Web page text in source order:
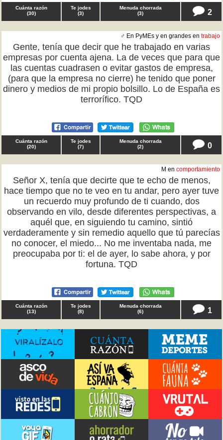
Cuánta razón
(30)
Te jodes
(3)
Menuda chorrada
(3) 2
♂ En PyMEs y en grandes en trabajo
Gente, tenía que decir que he trabajado en varias
empresas por cuenta ajena. La de veces que para que
las cuentas cuadrasen o evitar gastos de empresa,
(para que la empresa no cierre) he tenido que poner
dinero y medios de mi propio bolsillo. Lo de España es
terrorífico. TQD
Cuánta razón
(20)
Te jodes
(7)
Menuda chorrada
(2) 0
M en comportamiento
Señor X, tenía que decirte que te echo de menos,
hace tiempo que no te veo en tu andar, pero ayer tuve
un recuerdo muy profundo de ti cuando, dos
observando en vilo, desde diferentes perspectivas, a
aquél que, en siguiendo tu camino, sintió
verdaderamente y sin remedio aquello que tú parecías
no conocer, el miedo... No me inventaba nada, me
preocupaba por ti: el de ayer, lo sabe ahora, y por
fortuna. TQD
Cuánta razón
(13)
Te jodes
(8)
Menuda chorrada
(6) 1